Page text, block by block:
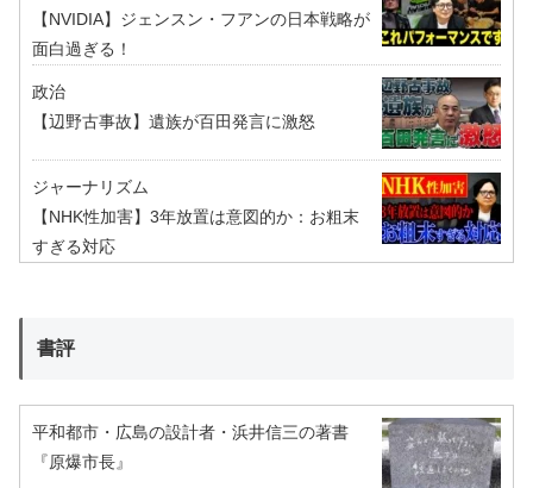
【NVIDIA】ジェンスン・フアンの日本戦略が
面白過ぎる！
政治
【辺野古事故】遺族が百田発言に激怒
ジャーナリズム
【NHK性加害】3年放置は意図的か：お粗末
すぎる対応
書評
平和都市・広島の設計者・浜井信三の著書
『原爆市長』